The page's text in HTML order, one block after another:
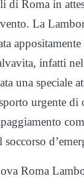
di Roma in
La
infatti
una speciale
urgente di